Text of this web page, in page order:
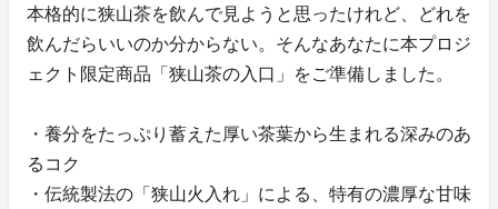
本格的に狭山茶を飲んで見ようと思ったけれど、どれを
飲んだらいいのか分からない。そんなあなたに本プロジ
ェクト限定商品「狭山茶の入口」をご準備しました。
・養分をたっぷり蓄えた厚い茶葉から生まれる深みのあ
るコク
・伝統製法の「狭山火入れ」による、特有の濃厚な甘味